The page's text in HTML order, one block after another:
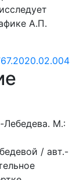
А.П.
М.:
/ авт.-